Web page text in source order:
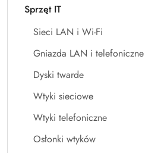
Sprzęt IT
Sieci LAN i Wi-Fi
Gniazda LAN i telefoniczne
Dyski twarde
Wtyki sieciowe
Wtyki telefoniczne
Osłonki wtyków